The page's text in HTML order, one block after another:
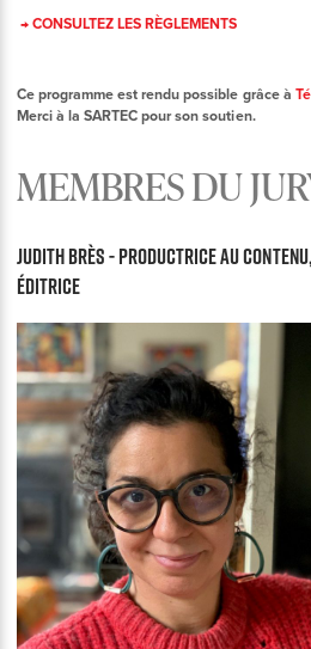
→CONSULTEZ LES RÈGLEMENTS
Ce programme est rendu possible grâce à
Merci à la SARTEC pour son soutien.
MEMBRES DU
Judith Brès - Productrice au
éditrice